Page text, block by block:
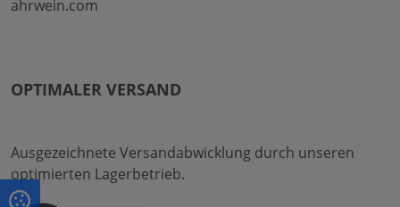
ahrwein.com
OPTIMALER VERSAND
Ausgezeichnete Versandabwicklung durch unseren
optimierten Lagerbetrieb.